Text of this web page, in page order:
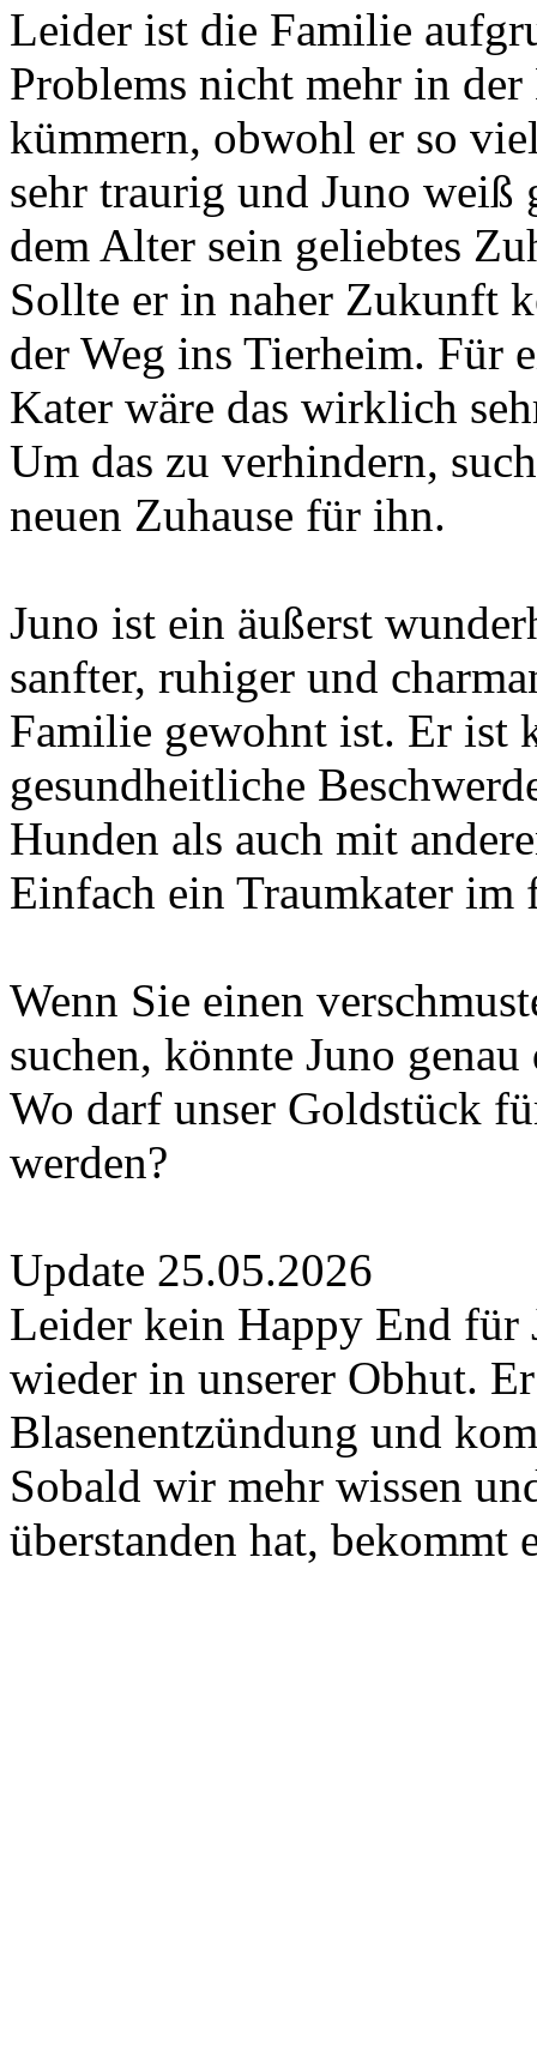
Leider ist die Familie
Problems nicht mehr in
kümmern, obwohl er so
sehr traurig und Juno weiß
dem Alter sein geliebtes
Sollte er in naher Zukunft
der Weg ins Tierheim. Für
Kater wäre das wirklich
Um das zu verhindern,
neuen Zuhause für ihn.
Juno ist ein äußerst
sanfter, ruhiger und
Familie gewohnt ist. Er ist
gesundheitliche
Hunden als auch mit
Einfach ein Traumkater im
Wenn Sie einen
suchen, könnte Juno
Wo darf unser Goldstück
werden?
Update 25.05.2026
Leider kein Happy End für
wieder in unserer Obhut.
Blasenentzündung und
Sobald wir mehr wissen
überstanden hat, bekommt